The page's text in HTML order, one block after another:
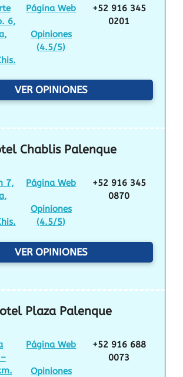
6,
Página Web
Opiniones
(4.5/5)
+52 916 345
0201
VER OPINIONES
Chablis Palenque
7,
Página Web
Opiniones
(4.5/5)
+52 916 345
0870
VER OPINIONES
Plaza Palenque
Página Web
Opiniones
+52 916 688
0073